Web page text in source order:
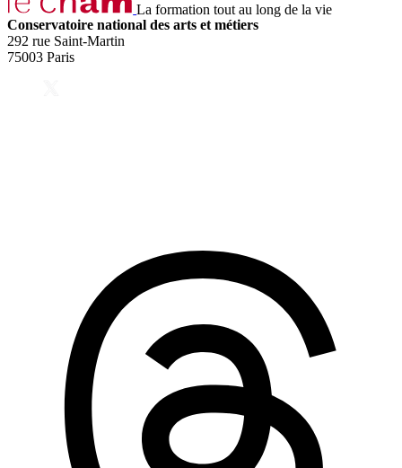
La formation tout au long de la vie
Conservatoire national des arts et métiers
292 rue Saint-Martin
75003 Paris